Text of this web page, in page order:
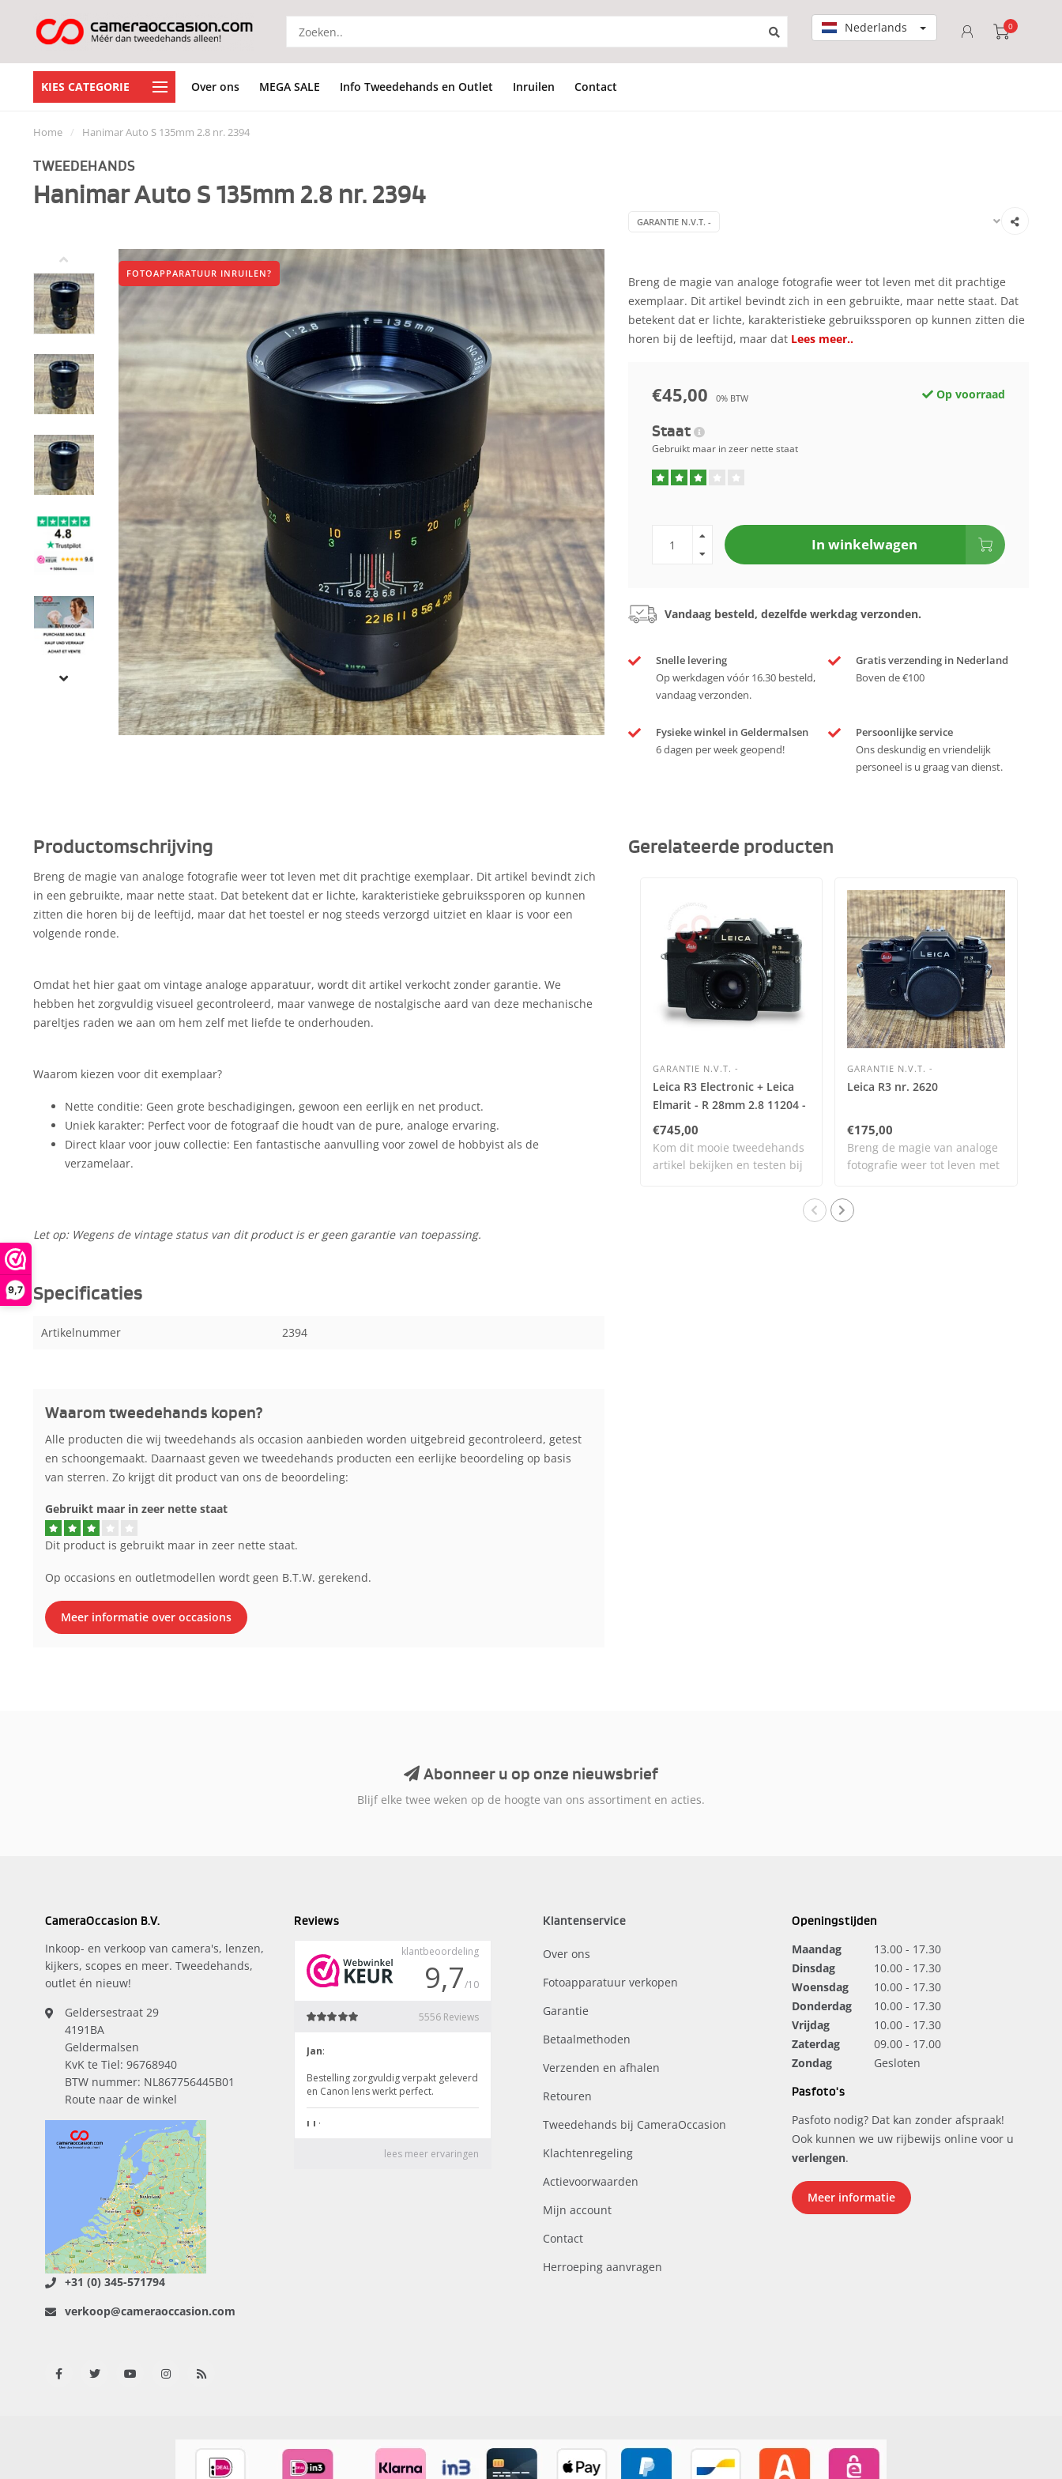
9,7
Nederlands 0
KIES CATEGORIE Over ons MEGA SALE Info Tweedehands en Outlet Inruilen Contact
Home / Hanimar Auto S 135mm 2.8 nr. 2394
TWEEDEHANDS
Hanimar Auto S 135mm 2.8 nr. 2394
GARANTIE N.V.T. -
FOTOAPPARATUUR INRUILEN?
Breng de magie van analoge fotografie weer tot leven met dit prachtige
exemplaar. Dit artikel bevindt zich in een gebruikte, maar nette staat. Dat
betekent dat er lichte, karakteristieke gebruikssporen op kunnen zitten die
horen bij de leeftijd, maar dat Lees meer..
€45,00 0% BTW Op voorraad
Staat
Gebruikt maar in zeer nette staat
In winkelwagen
Vandaag besteld, dezelfde werkdag verzonden.
Snelle levering
Op werkdagen vóór 16.30 besteld,
vandaag verzonden.
Gratis verzending in Nederland
Boven de €100
Fysieke winkel in Geldermalsen
6 dagen per week geopend!
Persoonlijke service
Ons deskundig en vriendelijk
personeel is u graag van dienst.
Productomschrijving
Breng de magie van analoge fotografie weer tot leven met dit prachtige exemplaar. Dit artikel bevindt zich
in een gebruikte, maar nette staat. Dat betekent dat er lichte, karakteristieke gebruikssporen op kunnen
zitten die horen bij de leeftijd, maar dat het toestel er nog steeds verzorgd uitziet en klaar is voor een
volgende ronde.
Omdat het hier gaat om vintage analoge apparatuur, wordt dit artikel verkocht zonder garantie. We
hebben het zorgvuldig visueel gecontroleerd, maar vanwege de nostalgische aard van deze mechanische
pareltjes raden we aan om hem zelf met liefde te onderhouden.
Waarom kiezen voor dit exemplaar?
Nette conditie: Geen grote beschadigingen, gewoon een eerlijk en net product.
Uniek karakter: Perfect voor de fotograaf die houdt van de pure, analoge ervaring.
Direct klaar voor jouw collectie: Een fantastische aanvulling voor zowel de hobbyist als de
verzamelaar.
Let op: Wegens de vintage status van dit product is er geen garantie van toepassing.
Specificaties
Artikelnummer 2394
Waarom tweedehands kopen?
Alle producten die wij tweedehands als occasion aanbieden worden uitgebreid gecontroleerd, getest
en schoongemaakt. Daarnaast geven we tweedehands producten een eerlijke beoordeling op basis
van sterren. Zo krijgt dit product van ons de beoordeling:
Gebruikt maar in zeer nette staat
Dit product is gebruikt maar in zeer nette staat.
Op occasions en outletmodellen wordt geen B.T.W. gerekend.
Meer informatie over occasions
Gerelateerde producten
GARANTIE N.V.T. -
Leica R3 Electronic + Leica
Elmarit - R 28mm 2.8 11204 -
3 cam nr. 0713
€745,00
Kom dit mooie tweedehands
artikel bekijken en testen bij
GARANTIE N.V.T. -
Leica R3 nr. 2620
€175,00
Breng de magie van analoge
fotografie weer tot leven met
Abonneer u op onze nieuwsbrief
Blijf elke twee weken op de hoogte van ons assortiment en acties.
CameraOccasion B.V.
Inkoop- en verkoop van camera's, lenzen,
kijkers, scopes en meer. Tweedehands,
outlet én nieuw!
Geldersestraat 29
4191BA
Geldermalsen
KvK te Tiel: 96768940
BTW nummer: NL867756445B01
Route naar de winkel
+31 (0) 345-571794
verkoop@cameraoccasion.com
Reviews Klantenservice
Over ons
Fotoapparatuur verkopen
Garantie
Betaalmethoden
Verzenden en afhalen
Retouren
Tweedehands bij CameraOccasion
Klachtenregeling
Actievoorwaarden
Mijn account
Contact
Herroeping aanvragen
Openingstijden
Maandag
13.00 - 17.30
Dinsdag
10.00 - 17.30
Woensdag
10.00 - 17.30
Donderdag
10.00 - 17.30
Vrijdag
10.00 - 17.30
Zaterdag
09.00 - 17.00
Zondag
Gesloten
Pasfoto's
Pasfoto nodig? Dat kan zonder afspraak!
Ook kunnen we uw rijbewijs online voor u
verlengen.
Meer informatie